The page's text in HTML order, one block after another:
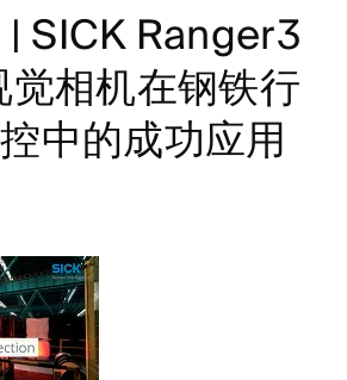
SICK Ranger3
相机在钢铁行
中的成功应用